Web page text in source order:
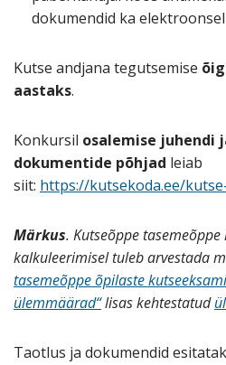
dokumendid ka
Kutse andjana tegutsemise
aastaks.
Konkursil osalemise juhendi
dokumentide põhjad leiab
siit: https://kutsekoda.ee/
Märkus. Kutseõppe
kalkuleerimisel tuleb arvestada
tasemeõppe õpilaste
ülemmäärad“lisas kehtestatud
Taotlus ja dokumendid